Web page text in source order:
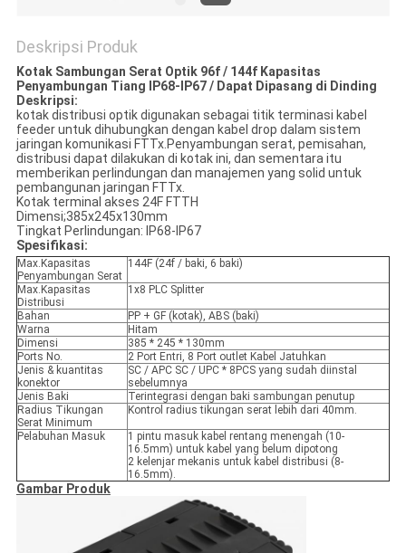
Deskripsi Produk
Kotak Sambungan Serat Optik 96f / 144f Kapasitas
Penyambungan Tiang IP68-IP67 / Dapat Dipasang di Dinding
Deskripsi:
kotak distribusi optik digunakan sebagai titik terminasi kabel
feeder untuk dihubungkan dengan kabel drop dalam sistem
jaringan komunikasi FTTx.Penyambungan serat, pemisahan,
distribusi dapat dilakukan di kotak ini, dan sementara itu
memberikan perlindungan dan manajemen yang solid untuk
pembangunan jaringan FTTx.
Kotak terminal akses 24F FTTH
Dimensi;385x245x130mm
Tingkat Perlindungan: IP68-IP67
Spesifikasi:
Max.Kapasitas
Penyambungan Serat
144F (24f / baki, 6 baki)
Max.Kapasitas
Distribusi
1x8 PLC Splitter
Bahan
PP + GF (kotak), ABS (baki)
Warna
Hitam
Dimensi
385 * 245 * 130mm
Ports No.
2 Port Entri, 8 Port outlet Kabel Jatuhkan
Jenis & kuantitas
konektor
SC / APC SC / UPC * 8PCS yang sudah diinstal
sebelumnya
Jenis Baki
Terintegrasi dengan baki sambungan penutup
Radius Tikungan
Serat Minimum
Kontrol radius tikungan serat lebih dari 40mm.
Pelabuhan Masuk
1 pintu masuk kabel rentang menengah (10-
16.5mm) untuk kabel yang belum dipotong
2 kelenjar mekanis untuk kabel distribusi (8-
16.5mm).
Gambar Produk